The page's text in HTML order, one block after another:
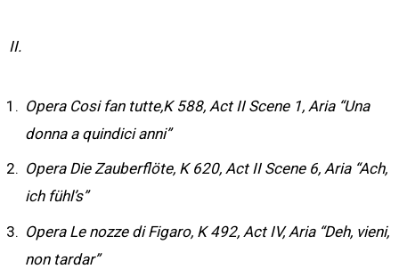
II.
Opera Cosi fan tutte,K 588, Act II Scene 1, Aria “Una
donna a quindici anni”
Opera Die Zauberflöte, K 620, Act II Scene 6, Aria “Ach,
ich fühl’s”
Opera Le nozze di Figaro, K 492, Act IV, Aria “Deh, vieni,
non tardar”